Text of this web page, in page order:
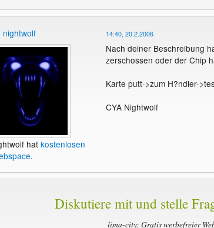
nightwolf
hat kostenlosen
.
14:40, 20.2.2006
Nach deiner Beschreibung
zerschossen oder der Chip
Karte putt->zum H?ndler-
CYA Nightwolf
Diskutiere mit und stelle
lima-city: Gratis werbefreier